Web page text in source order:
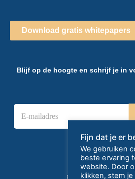
Download gratis whitepapers
Blijf op de hoogte en schrijf je in
E
m
Fijn dat je er
We gebruiken
beste ervaring
website. Door
klikken, stem